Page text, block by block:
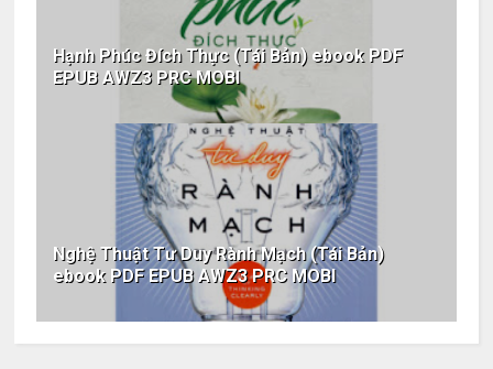
Hạnh Phúc Đích Thực (Tái Bản) ebook PDF
EPUB AWZ3 PRC MOBI
Nghệ Thuật Tư Duy Rành Mạch (Tái Bản)
ebook PDF EPUB AWZ3 PRC MOBI